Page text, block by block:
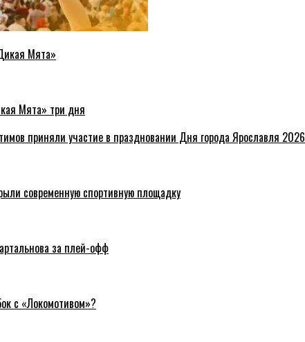
Мята»
Мята» три дня
приняли участие в праздновании Дня города Ярославля 2026
современную спортивную площадку
за плей-офф
с «Локомотивом»?